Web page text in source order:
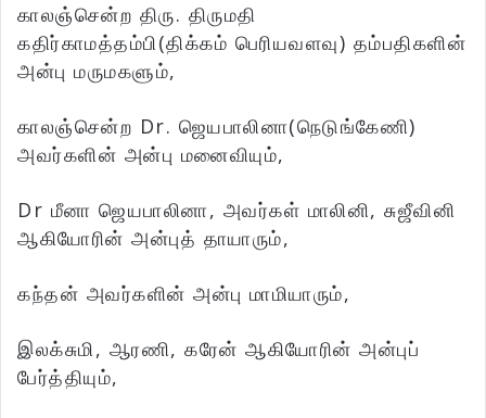
காலஞ்சென்ற திரு. திருமதி
கதிர்காமத்தம்பி(திக்கம் பெரியவளவு) தம்பதிகளின்
அன்பு மருமகளும்,
காலஞ்சென்ற Dr. ஜெயபாலினா(நெடுங்கேணி)
அவர்களின் அன்பு மனைவியும்,
Dr மீனா ஜெயபாலினா, அவர்கள் மாலினி, சுஜீவினி
ஆகியோரின் அன்புத் தாயாரும்,
கந்தன் அவர்களின் அன்பு மாமியாரும்,
இலக்சுமி, ஆரணி, கரேன் ஆகியோரின் அன்புப்
பேர்த்தியும்,